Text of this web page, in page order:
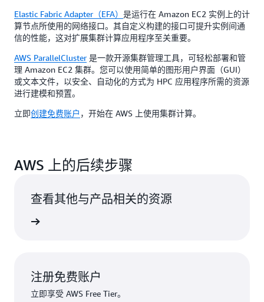
Elastic Fabric Adapter（EFA） 是运行在 Amazon EC2 实例上的计
算节点所使用的网络接口。其自定义构建的接口可提升实例间通
信的性能，这对扩展集群计算应用程序至关重要。
AWS ParallelCluster 是一款开源集群管理工具，可轻松部署和管
理 Amazon EC2 集群。您可以使用简单的图形用户界面（GUI）
或文本文件，以安全、自动化的方式为 HPC 应用程序所需的资源
进行建模和预置。
立即创建免费账户 ，开始在 AWS 上使用集群计算。
AWS 上的后续步骤
查看其他与产品相关的资源
注册免费账户
立即享受 AWS Free Tier。